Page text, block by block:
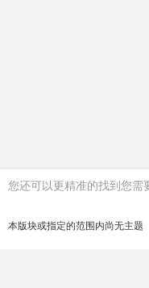
您还可以更精准的找到您需
本版块或指定的范围内尚无主题